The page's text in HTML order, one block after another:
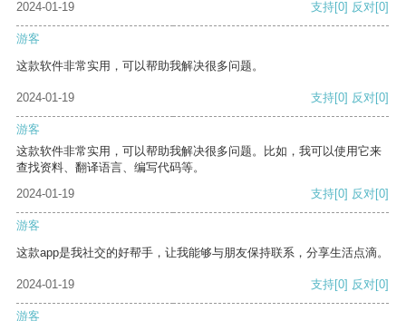
2024-01-19 支持[0] 反对[0]
游客
这款软件非常实用，可以帮助我解决很多问题。
2024-01-19 支持[0] 反对[0]
游客
这款软件非常实用，可以帮助我解决很多问题。比如，我可以使用它来
查找资料、翻译语言、编写代码等。
2024-01-19
支持[0] 反对[0]
游客
这款app是我社交的好帮手，让我能够与朋友保持联系，分享生活点滴。
2024-01-19 支持[0] 反对[0]
游客